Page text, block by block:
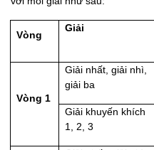
Vòng
Giải
Vòng 1
Giải nhất, giải nhì,
giải ba
Giải khuyến khích
1, 2, 3